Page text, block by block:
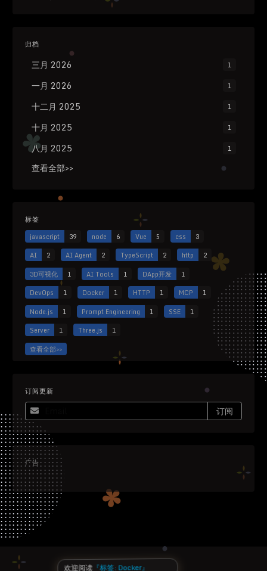
归档
三月 2026 1
一月 2026 1
十二月 2025 1
十月 2025 1
八月 2025 1
查看全部>>
标签
javascript
39 node 6 Vue 5 css
3
AI
2 AI Agent 2 TypeScript 2 http
2
3D可视化
1 AI Tools 1 DApp开发
1
DevOps
1 Docker 1 HTTP 1 MCP
1
Node.js
1 Prompt Engineering 1 SSE
1
Server
1 Three.js
1
查看全部>>
订阅更新
广告
欢迎阅读